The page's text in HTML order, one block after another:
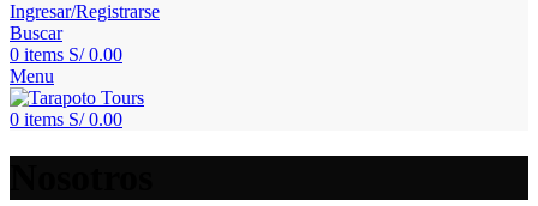
Ingresar/Registrarse
Buscar
0 items S/0.00
Menu
0 items S/0.00